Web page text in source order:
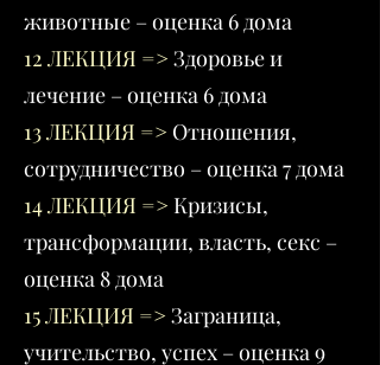
животные – оценка 6 дома
12 ЛЕКЦИЯ => Здоровье и
лечение – оценка 6 дома
13 ЛЕКЦИЯ => Отношения,
сотрудничество – оценка 7 дома
14 ЛЕКЦИЯ => Кризисы,
трансформации, власть, секс –
оценка 8 дома
15 ЛЕКЦИЯ => Заграница,
учительство, успех – оценка 9